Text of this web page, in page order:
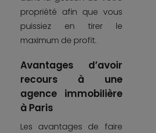
propriété afin que vous
puissiez en tirer le
maximum de profit.
Avantages d’avoir
recours à une
agence immobilière
à Paris
Les avantages de faire